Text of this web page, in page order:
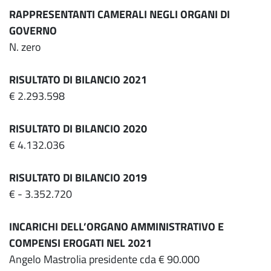
RAPPRESENTANTI CAMERALI NEGLI ORGANI DI
GOVERNO
N. zero
RISULTATO DI BILANCIO 2021
€ 2.293.598
RISULTATO DI BILANCIO 2020
€ 4.132.036
RISULTATO DI BILANCIO 2019
€ - 3.352.720
INCARICHI DELL’ORGANO AMMINISTRATIVO E
COMPENSI EROGATI NEL 2021
Angelo Mastrolia presidente cda € 90.000